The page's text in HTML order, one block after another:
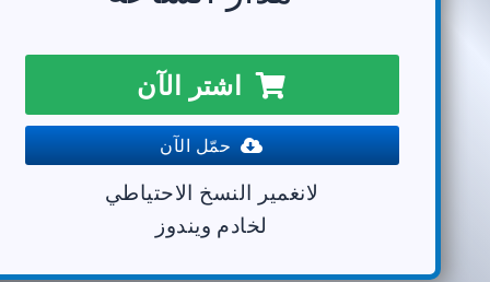
اشتر الآن
حمّل الآن
لانغمير النسخ الاحتياطي
لخادم ويندوز